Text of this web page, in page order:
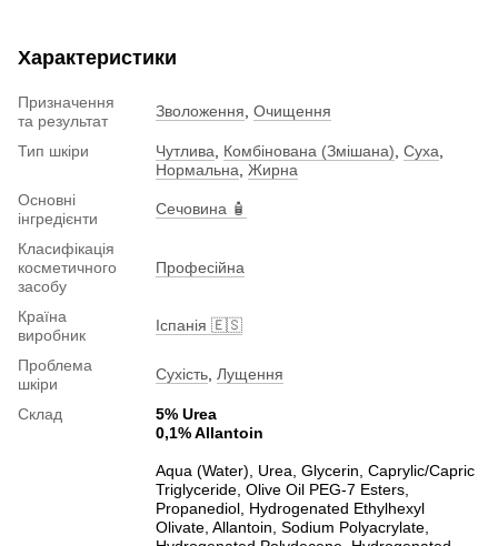
Характеристики
Призначення
та результат
Зволоження Очищення
Тип шкіри Чутлива Комбінована (Змішана) Суха
Нормальна Жирна
Основні
інгредієнти
Сечовина 🧴
Класифікація
косметичного
засобу
Професійна
Країна
виробник
Іспанія 🇪🇸
Проблема
шкіри
Сухість Лущення
Склад
5% Urea
0,1% Allantoin
Aqua (Water), Urea, Glycerin, Caprylic/Capric
Triglyceride, Olive Oil PEG-7 Esters,
Propanediol, Hydrogenated Ethylhexyl
Olivate, Allantoin, Sodium Polyacrylate,